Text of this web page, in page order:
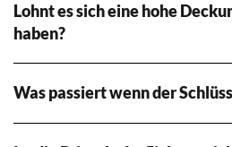
Lohnt es sich eine hohe
haben?
Was passiert wenn der